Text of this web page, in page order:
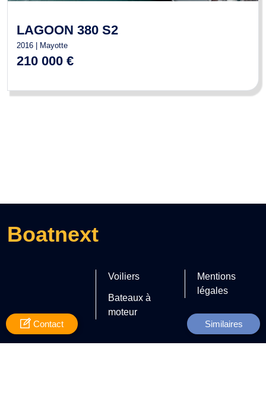
Contact Similaires
LAGOON 380 S2
2016 | Mayotte
210 000 €
Boatnext
Voiliers
Bateaux à
moteur
Mentions
légales